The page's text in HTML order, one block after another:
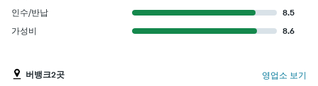
인수/반납
8.5
가성비
8.6
버뱅크2곳 영업소 보기